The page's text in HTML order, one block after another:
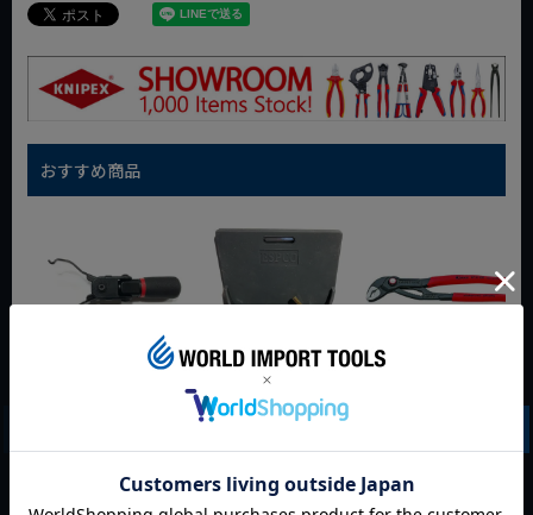
おすすめ商品
夏セール
WIT マグネットツー
ルマット ブラック
動画あり 夏セール 動画あり